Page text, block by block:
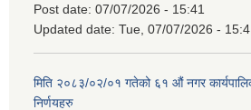
Post date: 07/07/2026 - 15:41
Updated date: Tue, 07/07/2026 -
मिति २०८३/०२/०१ गतेको ६१ औं नगर
निर्णयहरु